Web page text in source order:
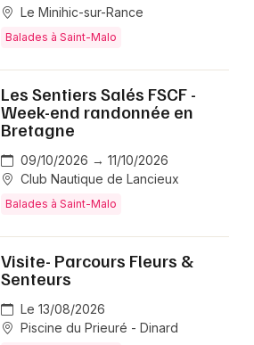
Le Minihic-sur-Rance
Balades à Saint-Malo
Les Sentiers Salés FSCF -
Week-end randonnée en
Bretagne
09/10/2026 → 11/10/2026
Club Nautique de Lancieux
Balades à Saint-Malo
Visite- Parcours Fleurs &
Senteurs
Le 13/08/2026
Piscine du Prieuré - Dinard